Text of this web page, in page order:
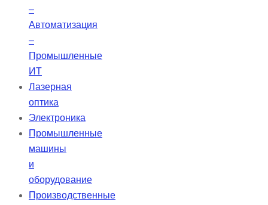
–
Автоматизация
–
Промышленные
ИТ
Лазерная
оптика
Электроника
Промышленные
машины
и
оборудование
Производственные